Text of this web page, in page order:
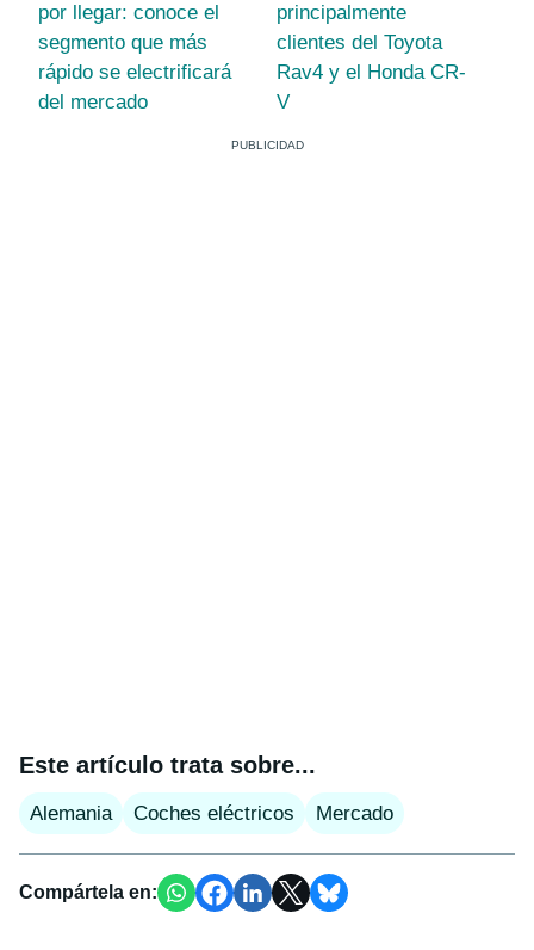
por llegar: conoce el
segmento que más
rápido se electrificará
del mercado
principalmente
clientes del Toyota
Rav4 y el Honda CR-
V
Este artículo trata sobre...
Alemania Coches eléctricos Mercado
Compártela en: